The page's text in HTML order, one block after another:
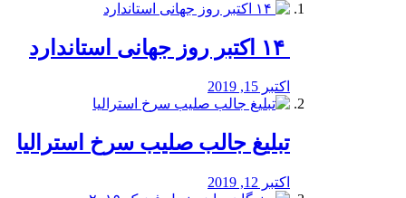
اکتبر 15, 2019
تبلیغ جالب صلیب سرخ استرالیا
اکتبر 12, 2019